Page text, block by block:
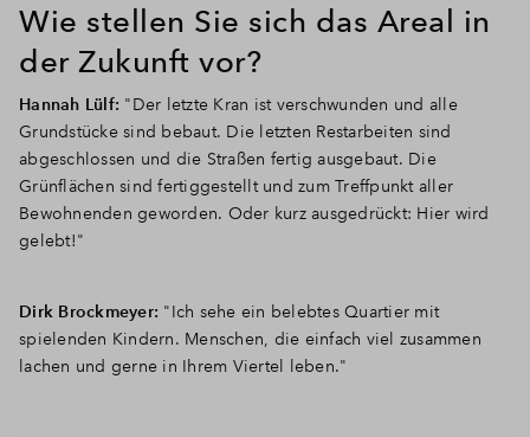
Wie stellen Sie sich das Areal in
der Zukunft vor?
Hannah Lülf: "Der letzte Kran ist verschwunden und alle
Grundstücke sind bebaut. Die letzten Restarbeiten sind
abgeschlossen und die Straßen fertig ausgebaut. Die
Grünflächen sind fertiggestellt und zum Treffpunkt aller
Bewohnenden geworden. Oder kurz ausgedrückt: Hier wird
gelebt!"
Dirk Brockmeyer: "Ich sehe ein belebtes Quartier mit
spielenden Kindern. Menschen, die einfach viel zusammen
lachen und gerne in Ihrem Viertel leben."